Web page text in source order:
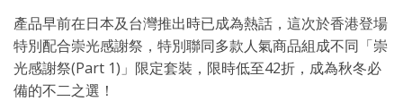
產品早前在日本及台灣推出時已成為熱話，這次於香港登場
特別配合崇光感謝祭，特別聯同多款人氣商品組成不同「崇
光感謝祭(Part 1)」限定套裝，限時低至42折，成為秋冬必
備的不二之選！